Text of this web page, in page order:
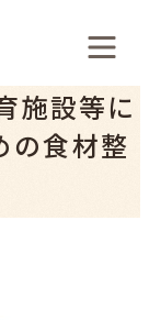
施設等に
の食材整